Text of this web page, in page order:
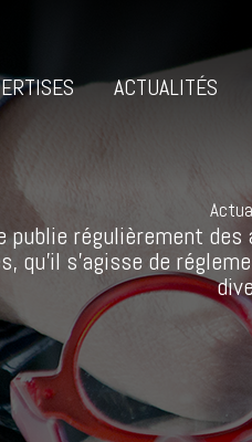
ACTUALITÉS
publie régulièrement
qu’il s’agisse de